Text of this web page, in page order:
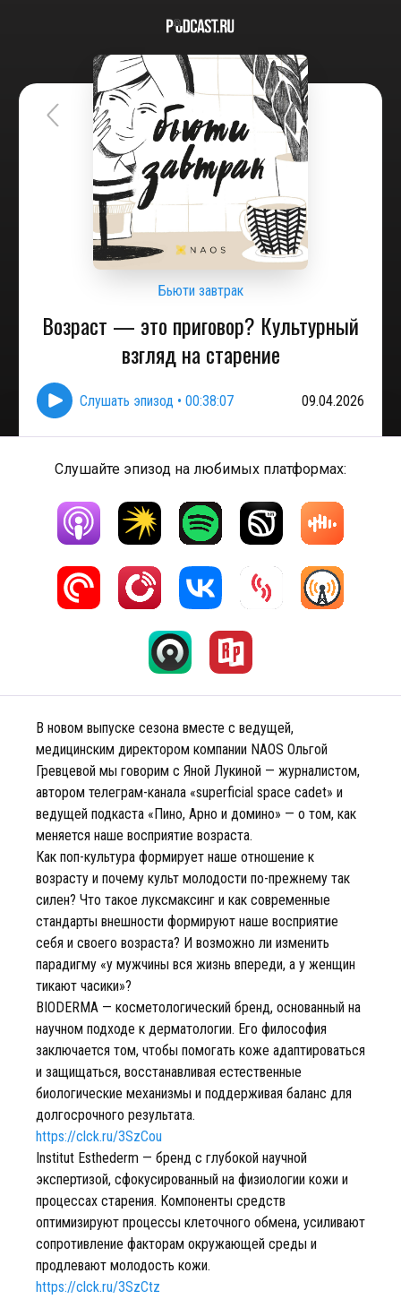
Бьюти завтрак
Возраст — это приговор? Культурный
взгляд на старение
Слушать эпизод • 00:38:07 09.04.2026
Слушайте эпизод на любимых платформах:
В новом выпуске сезона вместе с ведущей,
медицинским директором компании NAOS Ольгой
Гревцевой мы говорим с Яной Лукиной — журналистом,
автором телеграм-канала «superficial space cadet» и
ведущей подкаста «Пино, Арно и домино» — о том, как
меняется наше восприятие возраста.
Как поп-культура формирует наше отношение к
возрасту и почему культ молодости по-прежнему так
силен? Что такое луксмаксинг и как современные
стандарты внешности формируют наше восприятие
себя и своего возраста? И возможно ли изменить
парадигму «у мужчины вся жизнь впереди, а у женщин
тикают часики»?
BIODERMA — косметологический бренд, основанный на
научном подходе к дерматологии. Его философия
заключается том, чтобы помогать коже адаптироваться
и защищаться, восстанавливая естественные
биологические механизмы и поддерживая баланс для
долгосрочного результата.
https://clck.ru/3SzCou
Institut Esthederm — бренд с глубокой научной
экспертизой, сфокусированный на физиологии кожи и
процессах старения. Компоненты средств
оптимизируют процессы клеточного обмена, усиливают
сопротивление факторам окружающей среды и
продлевают молодость кожи.
https://clck.ru/3SzCtz